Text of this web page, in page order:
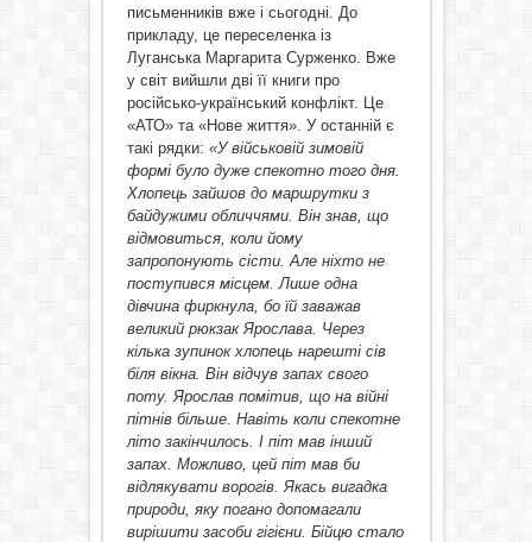
письменників вже і сьогодні. До
прикладу, це переселенка із
Луганська Маргарита Сурженко. Вже
у світ вийшли дві її книги про
російсько-український конфлікт. Це
«АТО» та «Нове життя». У останній є
такі рядки: «У військовій зимовій
формі було дуже спекотно того дня.
Хлопець зайшов до маршрутки з
байдужими обличчями. Він знав, що
відмовиться, коли йому
запропонують сісти. Але ніхто не
поступився місцем. Лише одна
дівчина фиркнула, бо їй заважав
великий рюкзак Ярослава. Через
кілька зупинок хлопець нарешті сів
біля вікна. Він відчув запах свого
поту. Ярослав помітив, що на війні
пітнів більше. Навіть коли спекотне
літо закінчилось. І піт мав інший
запах. Можливо, цей піт мав би
відлякувати ворогів. Якась вигадка
природи, яку погано допомагали
вирішити засоби гігієни. Бійцю стало